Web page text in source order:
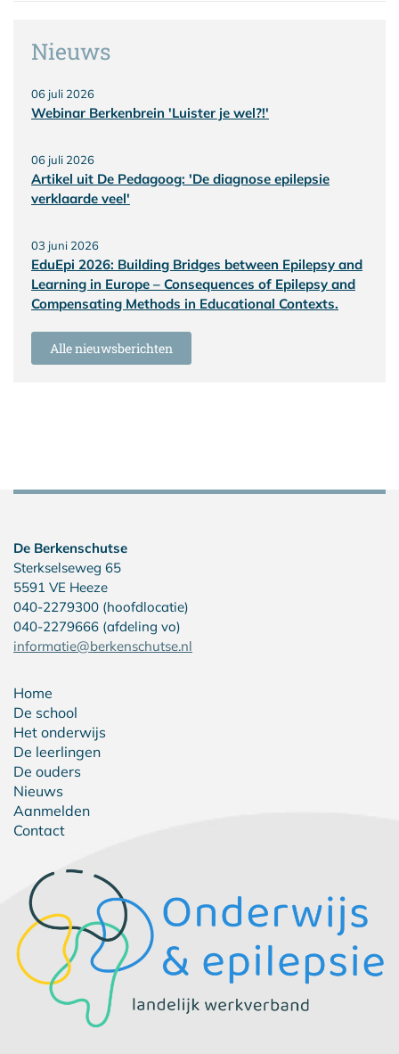
Nieuws
06 juli 2026
Webinar Berkenbrein 'Luister je wel?!'
06 juli 2026
Artikel uit De Pedagoog: 'De diagnose epilepsie
verklaarde veel'
03 juni 2026
EduEpi 2026: Building Bridges between Epilepsy and
Learning in Europe – Consequences of Epilepsy and
Compensating Methods in Educational Contexts.
Alle nieuwsberichten
De Berkenschutse
Sterkselseweg 65
5591 VE Heeze
040-2279300 (hoofdlocatie)
040-2279666 (afdeling vo)
informatie@berkenschutse.nl
Home
De school
Het onderwijs
De leerlingen
De ouders
Nieuws
Aanmelden
Contact